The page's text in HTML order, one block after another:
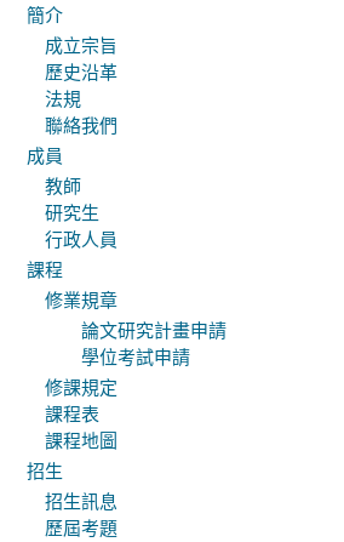
簡介
成立宗旨
歷史沿革
法規
聯絡我們
成員
教師
研究生
行政人員
課程
修業規章
論文研究計畫申請
學位考試申請
修課規定
課程表
課程地圖
招生
招生訊息
歷屆考題